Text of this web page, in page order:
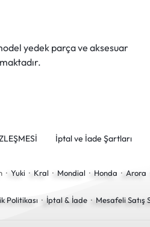
yedek parça ve aksesuar
İptal ve İade Şartları
· Yuki · Kral · Mondial · Honda ·Arora
Politikası · İptal & İade· Mesafeli Satış